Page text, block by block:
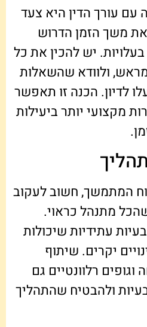
עורך הדין היא צעד
משך הזמן הדרוש
יש להכין את כל
ולוודא שהשאלות
לדיון. הכנה זו תאפשר
מקצועי יותר ביעילות
המתמשך, חשוב לעקוב
מתנהל כראוי.
עתידיות שיכולות
יקרים. שיתוף
רלוונטיים גם
ולהבטיח שהתהליך